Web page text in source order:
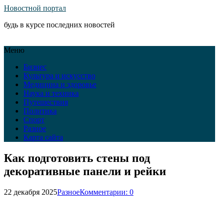
Новостной портал
будь в курсе последних новостей
Меню
Бизнес
Культура и искусство
Медицина и здоровье
Наука и техника
Путешествия
Политика
Спорт
Разное
Карта сайта
Как подготовить стены под
декоративные панели и рейки
22 декабря 2025РазноеКомментарии: 0